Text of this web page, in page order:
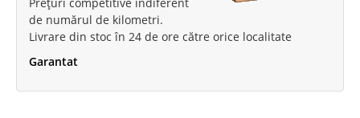
Prețuri competitive indiferent
de numărul de kilometri.
Livrare din stoc în 24 de ore către orice localitate
Garantat